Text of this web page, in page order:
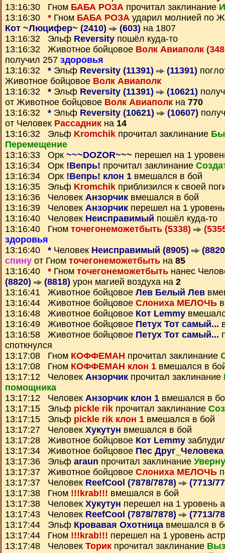
13:16:30 Гном БАБА РОЗА прочитал заклинание
13:16:30 * Гном БАБА РОЗА ударил молнией по
Кот ~Люцифер~ (2410)
(603) на 1807
13:16:32 Эльф Reversity пошёл куда-то
13:16:32 Животное бойцовое Волк Авиаполк
получил 257 здоровья
13:16:32 * Эльф Reversity (11391) (11391)
Животное бойцовое Волк Авиаполк
13:16:32 * Эльф Reversity (11391) (10621)
от Животное бойцовое Волк Авиаполк на 770
13:16:32 * Эльф Reversity (10621) (10607)
от Человек Рассадник на 14
13:16:32 Эльф Kromchik прочитал заклинание
Перемещение
13:16:33 Орк ~~~DOZOR~~~ перешел на 1
13:16:34 Орк !Вепрь! прочитал заклинание
13:16:34 Орк !Вепрь! клон 1 вмешался в бой
13:16:35 Эльф Kromchik приблизился к своей
13:16:36 Человек Анзорчик вмешался в бой
13:16:39 Человек Анзорчик перешел на 1
13:16:40 Человек Неисправимый пошёл куда-то
13:16:40 Гном точегонеможетбыть (5338)
здоровья
13:16:40 * Человек Неисправимый (8905)
спину от Гном точегонеможетбыть на 85
13:16:40 * Гном точегонеможетбыть нанес
(8820)
(8818) урон магией воздуха на 2
13:16:41 Животное бойцовое Лев Белый Лев
13:16:44 Животное бойцовое Слониха МЕЛОЧЬ
13:16:48 Животное бойцовое Кот Lemmy
13:16:49 Животное бойцовое Петух Тот самый...
13:16:58 Животное бойцовое Петух Тот самый...
споткнулся
13:17:08 Гном КОФФЕМАН прочитал заклинание
13:17:08 Гном КОФФЕМАН клон 1 вмешался в
13:17:12 Человек Анзорчик прочитал заклинание
помощника
13:17:12 Человек Анзорчик клон 1 вмешался в
13:17:15 Эльф pickle rik прочитал заклинание
13:17:15 Эльф pickle rik клон 1 вмешался в бой
13:17:27 Человек Хукутун вмешался в бой
13:17:28 Животное бойцовое Кот Lemmy
13:17:34 Животное бойцовое Пес Друг_Человека
13:17:36 Эльф araun прочитал заклинание
13:17:37 Животное бойцовое Слониха МЕЛОЧЬ
13:17:37 Человек ReefCool (7878/7878)
(7713/
13:17:38 Гном !!!krab!!! вмешался в бой
13:17:38 Человек Хукутун перешел на 1 уровень
13:17:43 Человек ReefCool (7878/7878)
(7713/
13:17:44 Эльф Кровавая Охотницавмешался в
13:17:44 Гном !!!krab!!! перешел на 1 уровень
13:17:48 Человек Торик прочитал заклинание